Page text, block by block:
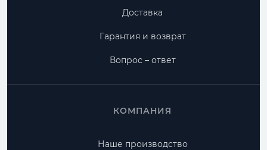
Доставка
Гарантия и возврат
Вопрос – ответ
КОМПАНИЯ
Наше производство